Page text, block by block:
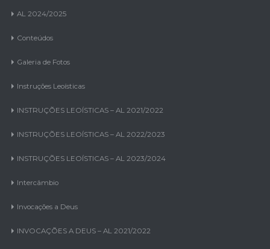
AL 2024/2025
Conteúdos
Galeria de Fotos
Instruções Leoísticas
INSTRUÇÕES LEOÍSTICAS – AL 2021/2022
INSTRUÇÕES LEOÍSTICAS – AL 2022/2023
INSTRUÇÕES LEOÍSTICAS – AL 2023/2024
Intercâmbio
Invocações a Deus
INVOCAÇÕES A DEUS – AL 2021/2022